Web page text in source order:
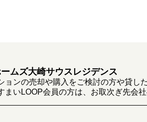
ムズ大崎サウスレジデンス
ンの売却や購入をご検討の方や貸し
いLOOP会員の方は、お取次ぎ先会